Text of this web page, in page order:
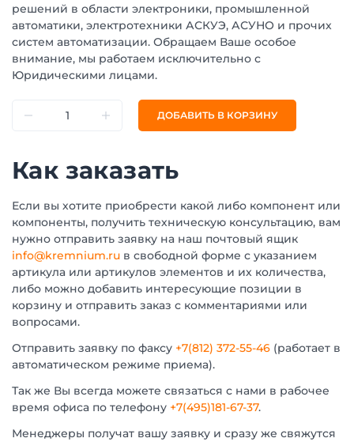
решений в области электроники, промышленной
автоматики, электротехники АСКУЭ, АСУНО и прочих
систем автоматизации. Обращаем Ваше особое
внимание, мы работаем исключительно с
Юридическими лицами.
ДОБАВИТЬ В КОРЗИНУ
Как заказать
Если вы хотите приобрести какой либо компонент или
компоненты, получить техническую консультацию, вам
нужно отправить заявку на наш почтовый ящик
info@kremnium.ru в свободной форме с указанием
артикула или артикулов элементов и их количества,
либо можно добавить интересующие позиции в
корзину и отправить заказ с комментариями или
вопросами.
Отправить заявку по факсу +7(812) 372-55-46 (работает в
автоматическом режиме приема).
Так же Вы всегда можете связаться с нами в рабочее
время офиса по телефону +7(495)181-67-37.
Менеджеры получат вашу заявку и сразу же свяжутся